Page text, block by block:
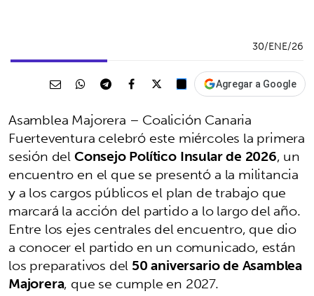
30/ENE/26
Agregar a Google
Asamblea Majorera – Coalición Canaria
Fuerteventura celebró este miércoles la primera
sesión delConsejo Político Insular de 2026, un
encuentro en el que se presentó a la militancia
y a los cargos públicos el plan de trabajo que
marcará la acción del partido a lo largo del año.
Entre los ejes centrales del encuentro, que dio
a conocer el partido en un comunicado, están
los preparativos del50 aniversario de Asamblea
Majorera, que se cumple en 2027.